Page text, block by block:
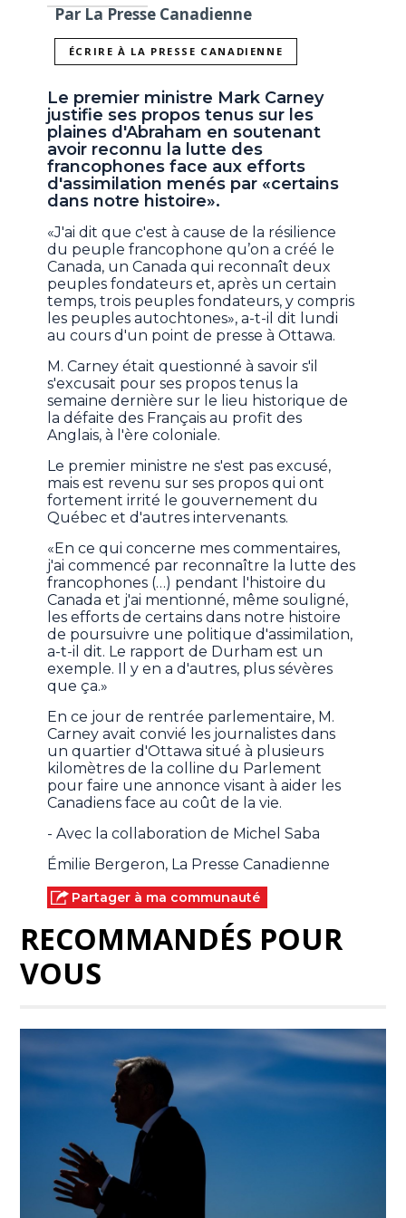
Par La Presse Canadienne
ÉCRIRE À LA PRESSE CANADIENNE
Le premier ministre Mark Carney
justifie ses propos tenus sur les
plaines d'Abraham en soutenant
avoir reconnu la lutte des
francophones face aux efforts
d'assimilation menés par «certains
dans notre histoire».
«J'ai dit que c'est à cause de la résilience
du peuple francophone qu’on a créé le
Canada, un Canada qui reconnaît deux
peuples fondateurs et, après un certain
temps, trois peuples fondateurs, y compris
les peuples autochtones», a-t-il dit lundi
au cours d'un point de presse à Ottawa.
M. Carney était questionné à savoir s'il
s'excusait pour ses propos tenus la
semaine dernière sur le lieu historique de
la défaite des Français au profit des
Anglais, à l'ère coloniale.
Le premier ministre ne s'est pas excusé,
mais est revenu sur ses propos qui ont
fortement irrité le gouvernement du
Québec et d'autres intervenants.
«En ce qui concerne mes commentaires,
j'ai commencé par reconnaître la lutte des
francophones (…) pendant l'histoire du
Canada et j'ai mentionné, même souligné,
les efforts de certains dans notre histoire
de poursuivre une politique d'assimilation,
a-t-il dit. Le rapport de Durham est un
exemple. Il y en a d'autres, plus sévères
que ça.»
En ce jour de rentrée parlementaire, M.
Carney avait convié les journalistes dans
un quartier d'Ottawa situé à plusieurs
kilomètres de la colline du Parlement
pour faire une annonce visant à aider les
Canadiens face au coût de la vie.
- Avec la collaboration de Michel Saba
Émilie Bergeron, La Presse Canadienne
Partager à ma communauté
RECOMMANDÉS POUR
VOUS